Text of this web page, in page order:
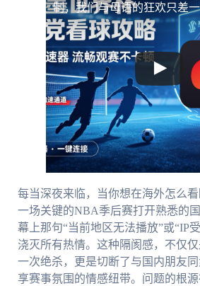
制，我们与母语的狂欢只差
每当深夜来临，当你想在海外怎么
一场关键的NBA季后赛打开熟悉的
幕上那句“当前地区无法播放”或“IP
浇灭所有热情。这种隔阂感，不仅
一次绝杀，更是切断了与国内朋友
享赛事氛围的情感纽带。问题的根